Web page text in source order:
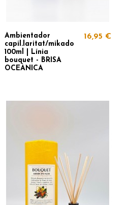
Ambientador
capil.laritat/mikado
100ml | Línia
bouquet - BRISA
OCEÀNICA
16,95 €